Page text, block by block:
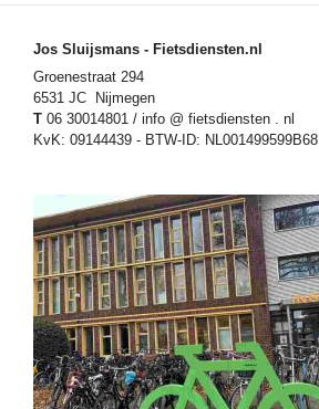
Jos Sluijsmans - Fietsdiensten.nl
Groenestraat 294
6531 JC Nijmegen
T 06 30014801 / info @ fietsdiensten . nl
KvK: 09144439 - BTW-ID: NL001499599B68